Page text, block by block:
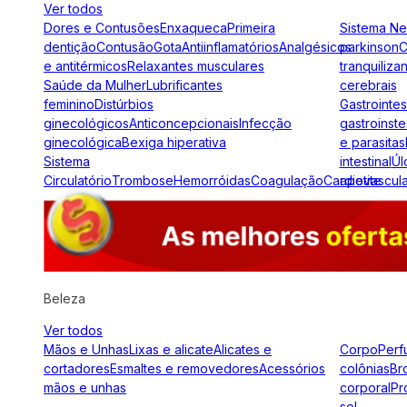
Ver todos
Dores e ContusõesEnxaquecaPrimeira
dentiçãoContusãoGotaAntiinflamatóriosAnalgésicos
e antitérmicosRelaxantes musculares
Saúde da MulherLubrificantes
femininoDistúrbios
ginecológicosAnticoncepcionaisInfecção
ginecológicaBexiga hiperativa
Sistema
CirculatórioTromboseHemorróidasCoagulação
Sistema
parkinson
cerebrais
e parasitas
intestinal
apetite
Beleza
Ver todos
Mãos e UnhasLixas e alicateAlicates e
cortadoresEsmaltes e removedoresAcessórios
mãos e unhas
Corpo
colônias
corporal